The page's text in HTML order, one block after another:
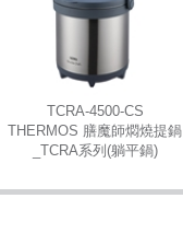
TCRA-4500-CS
THERMOS 膳魔師燜燒提鍋
_TCRA系列(躺平鍋)